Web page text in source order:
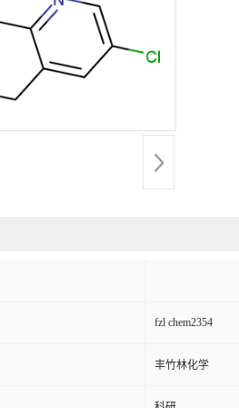
fzl chem2354
丰竹林化学